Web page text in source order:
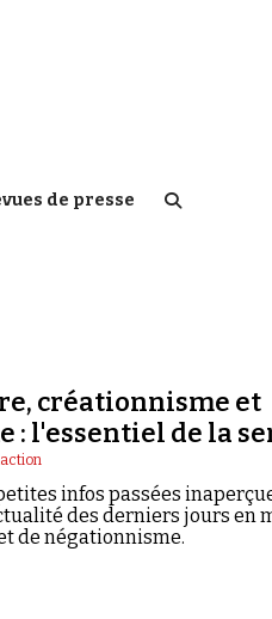
de presse
créationnisme et
: l'essentiel de la
infos passées
des derniers jours en
de négationnisme.